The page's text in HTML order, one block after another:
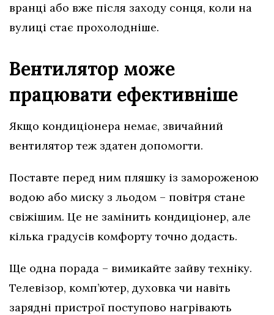
вранці або вже після заходу сонця, коли на
вулиці стає прохолодніше.
Вентилятор може
працювати ефективніше
Якщо кондиціонера немає, звичайний
вентилятор теж здатен допомогти.
Поставте перед ним пляшку із замороженою
водою або миску з льодом – повітря стане
свіжішим. Це не замінить кондиціонер, але
кілька градусів комфорту точно додасть.
Ще одна порада – вимикайте зайву техніку.
Телевізор, комп’ютер, духовка чи навіть
зарядні пристрої поступово нагрівають